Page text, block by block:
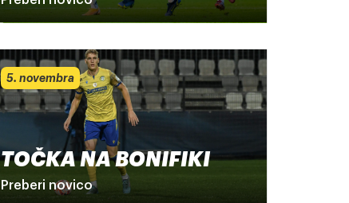
5. novembra
TOČKA NA BONIFIKI
Preberi novico